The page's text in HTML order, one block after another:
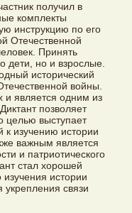
получил в
комплекты
инструкцию по его
Отечественной
Принять
дети, но и взрослые.
исторический
войны.
и является одним из
позволяет
целью выступает
к изучению истории
важным является
и патриотического
стал хорошей
истории
связи